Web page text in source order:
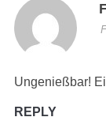
Ungenießbar!
REPLY